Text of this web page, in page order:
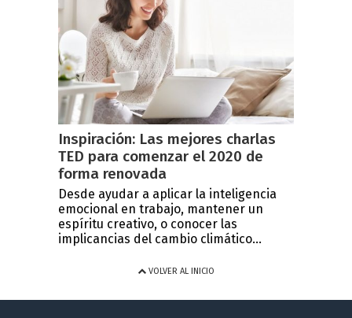
Inspiración: Las mejores charlas
TED para comenzar el 2020 de
forma renovada
Desde ayudar a aplicar la inteligencia
emocional en trabajo, mantener un
espíritu creativo, o conocer las
implicancias del cambio climático...
VOLVER AL INICIO